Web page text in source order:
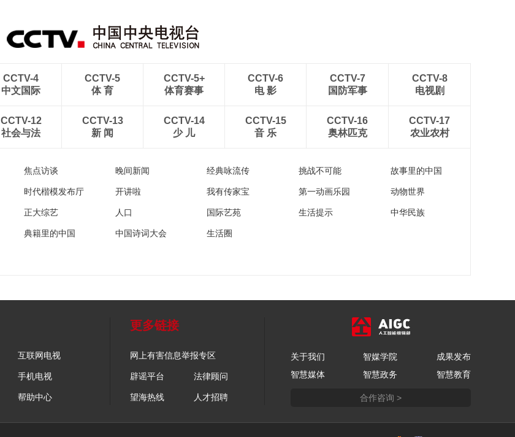
CCTV-4
中文国际
CCTV-5
体 育
CCTV-5+
体育赛事
CCTV-6
电 影
CCTV-7
国防军事
CCTV-8
电视剧
CCTV-12
社会与法
CCTV-13
新 闻
CCTV-14
少 儿
CCTV-15
音 乐
CCTV-16
奥林匹克
CCTV-17
农业农村
焦点访谈 晚间新闻 经典咏流传 挑战不可能 故事里的中国
时代楷模发布厅 开讲啦 我有传家宝 第一动画乐园 动物世界
正大综艺 人口 国际艺苑 生活提示 中华民族
典籍里的中国 中国诗词大会 生活圈
互联网电视
手机电视
帮助中心
更多链接
网上有害信息举报专区
辟谣平台 法律顾问
望海热线 人才招聘
关于我们 智媒学院
成果发布
智慧媒体
智慧政务 智慧教育
合作咨询 >